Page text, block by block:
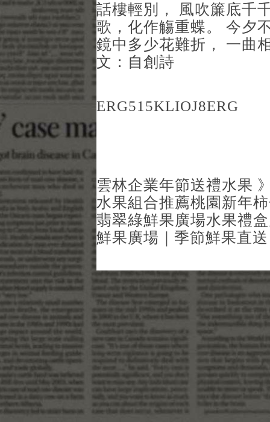
話樓輕別， 風吹簾底千
歌，化作觴重蝶。 今夕
鏡中多少花難折， 一曲
文：自創詩
ERG515KLIOJ8ERG
雲林企業年節送禮水果
水果組合推薦桃園新年
翡翠綠鮮果廣場水果禮盒
鮮果廣場｜季節鮮果直